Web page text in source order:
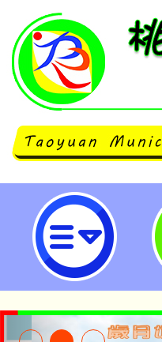
轉知經濟部工
西、崙尾)周遭
請貴校廣為宣
水，以維護人